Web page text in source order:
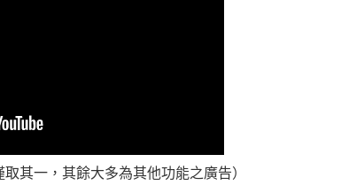
其一，其餘大多為其他功能之廣告）